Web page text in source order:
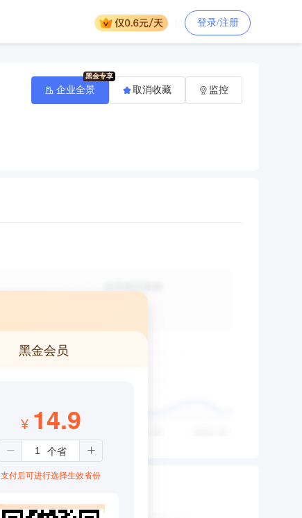
登录/注册
企业全景 取消收藏 监控
黑金会员
¥ 14.9
支付后可进行选择生效省份